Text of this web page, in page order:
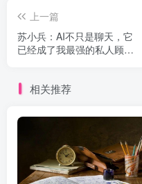
上一篇
苏小兵：AI不只是聊天，它
已经成了我最强的私人顾
相关推荐